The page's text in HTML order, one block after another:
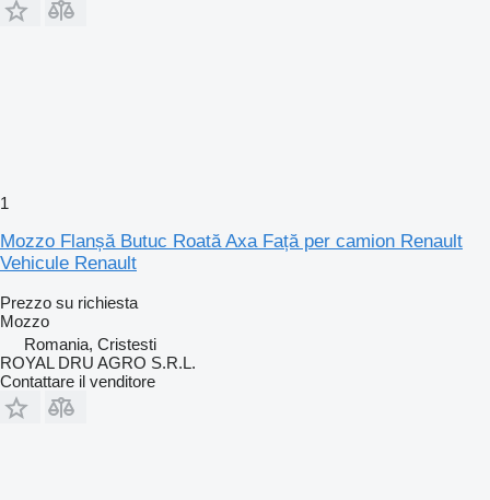
1
Mozzo Flanșă Butuc Roată Axa Față per camion Renault
Vehicule Renault
Prezzo su richiesta
Mozzo
Romania, Cristesti
ROYAL DRU AGRO S.R.L.
Contattare il venditore